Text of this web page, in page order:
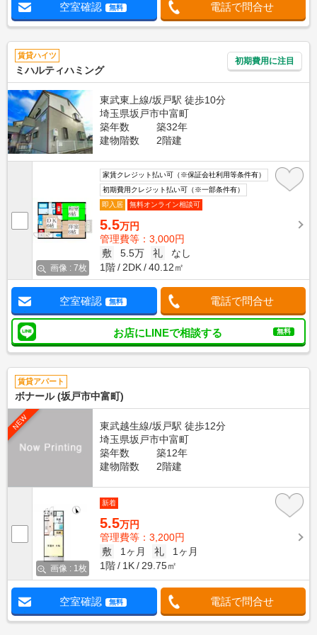
空室確認 無料 電話で問合せ
賃貸ハイツ
ミハルティハミング
初期費用に注目
東武東上線/坂戸駅 徒歩10分
埼玉県坂戸市中富町
築年数
築32年
建物階数
2階建
画像 : 7枚
家賃クレジット払い可（※保証会社利用等条件有）
初期費用クレジット払い可（※一部条件有）
即入居
無料オンライン相談可
5.5万円
管理費等：3,000円
敷
5.5万 礼
なし
1階
2DK 40.12㎡
空室確認 無料 電話で問合せ
お店にLINEで相談する 無料
賃貸アパート
ボナール (坂戸市中富町)
NEW
東武越生線/坂戸駅 徒歩12分
埼玉県坂戸市中富町
築年数
築12年
建物階数
2階建
画像 : 1枚
新着
5.5万円
管理費等：3,200円
敷
1ヶ月 礼
1ヶ月
1階
1K 29.75㎡
空室確認 無料 電話で問合せ